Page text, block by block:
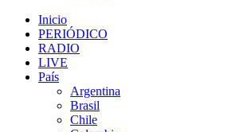
Inicio
PERIÓDICO
RADIO
LIVE
País
Argentina
Brasil
Chile